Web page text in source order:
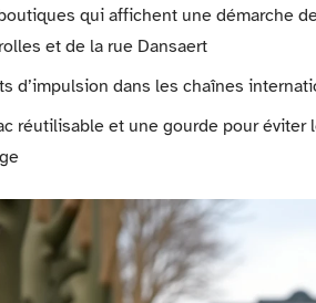
qui affichent une démarche
et de la rue Dansaert
d’impulsion dans les chaînes
réutilisable et une gourde pour